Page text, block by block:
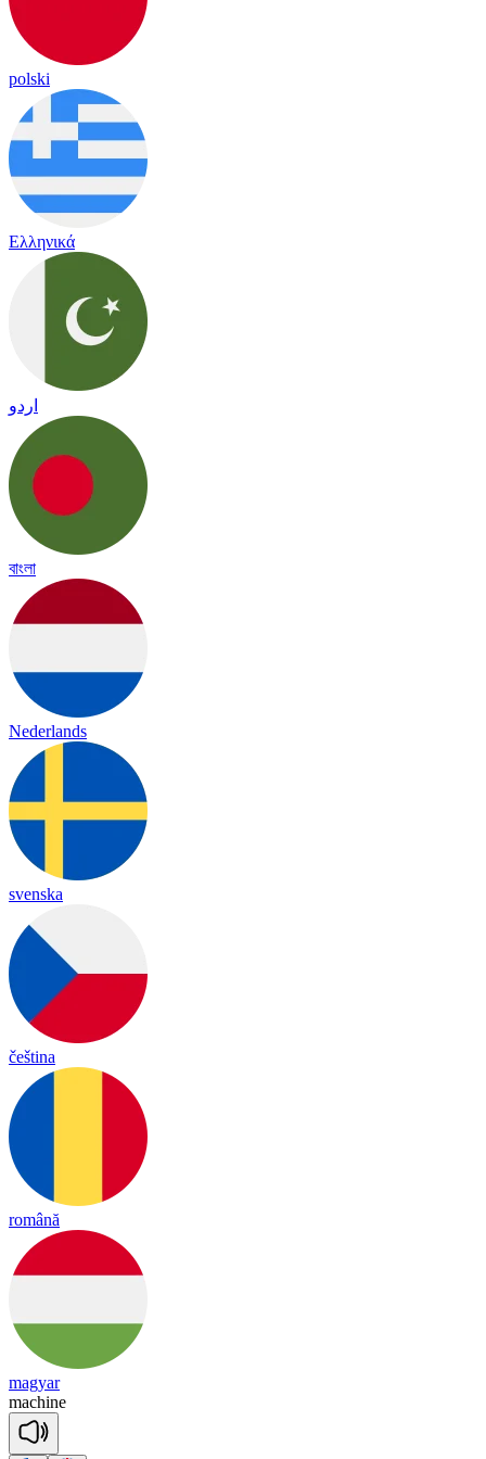
polski
Ελληνικά
اردو
বাংলা
Nederlands
svenska
čeština
română
magyar
machine